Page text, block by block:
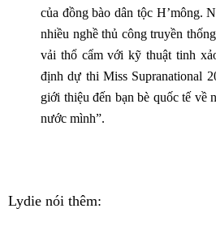
của đồng bào dân tộc H’mông.
nhiều nghề thủ công truyền
vải thổ cẩm với kỹ thuật tinh
định dự thi Miss Supranational
giới thiệu đến bạn bè quốc tế về
nước mình”.
Lydie nói thêm: